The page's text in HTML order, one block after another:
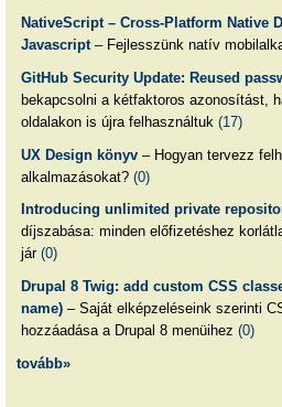
NativeScript – Cross-Platform Native
Javascript– Fejlesszünk natív
GitHub Security Update: Reused
bekapcsolni a kétfaktoros azonosítást,
oldalakon is újra felhasználtuk (17)
UX Design könyv– Hogyan tervezz
alkalmazásokat? (0)
Introducing unlimited private
díjszabása: minden előfizetéshez
jár (0)
Drupal 8 Twig: add custom CSS
name)– Saját elképzeléseink szerinti
hozzáadása a Drupal 8 menüihez (0)
tovább»